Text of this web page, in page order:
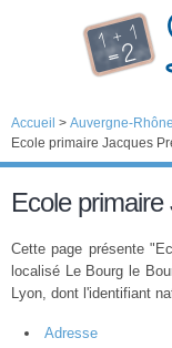
Accueil > Auvergne-
Ecole primaire Jacques
Ecole
Cette page présente
localisé Le Bourg le
Lyon, dont l'identifiant
Adresse